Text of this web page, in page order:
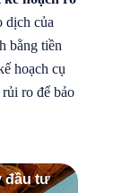
dịch của
bằng tiền
hoạch cụ
ro để bảo
đầu tư